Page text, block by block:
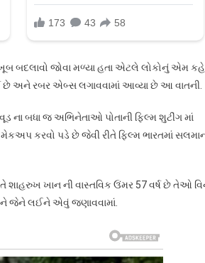
બદલાવો જોવા મળ્યા હતા એટલે લોકોનું એમ
છે અને રબર એબ્સ લગાવવામાં આવ્યા છે આ વાતની.
બધા જ અભિનેતાઓ પોતાની ફિલ્મ શુટીંગ માં
કરવો પડે છે જેવી રીતે ફિલ્મ ભારતમાં
ખાન ની વાસ્તવિક ઉંમર 57 વર્ષ છે તેઓ
ને જેને લઈને એવું જણાવવામાં.